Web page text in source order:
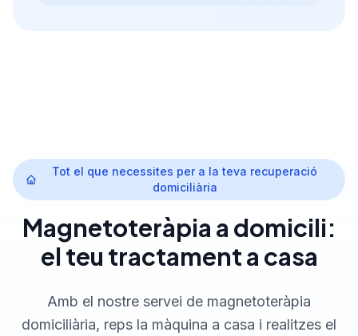
Tot el que necessites per a la teva recuperació
domiciliària
Magnetoteràpia a domicili:
el teu tractament a casa
Amb el nostre servei de magnetoteràpia
domiciliària, reps la màquina a casa i realitzes el